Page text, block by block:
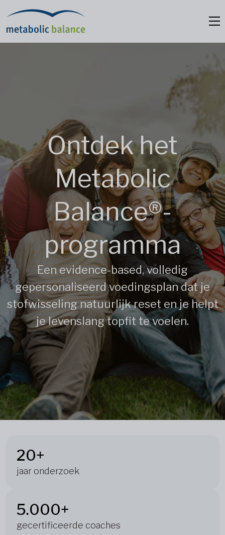
Ontdek het
Metabolic
Balance®-
programma
Een evidence-based, volledig
gepersonaliseerd voedingsplan dat je
stofwisseling natuurlijk reset en je helpt
je levenslang topfit te voelen.
20+
jaar onderzoek
5.000+
gecertificeerde coaches